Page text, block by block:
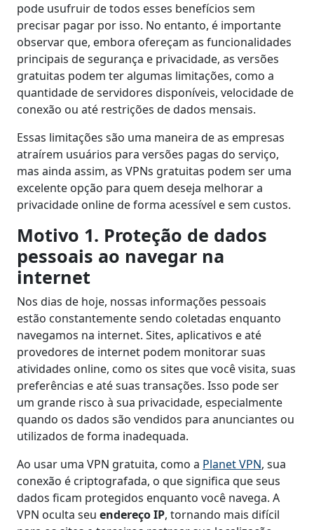
pode usufruir de todos esses benefícios sem
precisar pagar por isso. No entanto, é importante
observar que, embora ofereçam as funcionalidades
principais de segurança e privacidade, as versões
gratuitas podem ter algumas limitações, como a
quantidade de servidores disponíveis, velocidade de
conexão ou até restrições de dados mensais.
Essas limitações são uma maneira de as empresas
atraírem usuários para versões pagas do serviço,
mas ainda assim, as VPNs gratuitas podem ser uma
excelente opção para quem deseja melhorar a
privacidade online de forma acessível e sem custos.
Motivo 1. Proteção de dados
pessoais ao navegar na
internet
Nos dias de hoje, nossas informações pessoais
estão constantemente sendo coletadas enquanto
navegamos na internet. Sites, aplicativos e até
provedores de internet podem monitorar suas
atividades online, como os sites que você visita, suas
preferências e até suas transações. Isso pode ser
um grande risco à sua privacidade, especialmente
quando os dados são vendidos para anunciantes ou
utilizados de forma inadequada.
Ao usar uma VPN gratuita, como a Planet VPN, sua
conexão é criptografada, o que significa que seus
dados ficam protegidos enquanto você navega. A
VPN oculta seu endereço IP, tornando mais difícil